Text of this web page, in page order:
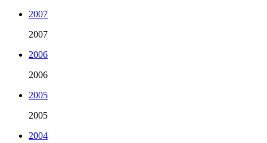
2007
2007
2006
2006
2005
2005
2004